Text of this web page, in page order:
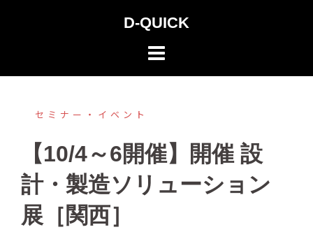
ン
D-QUICK
セミナー・イベント
【10/4～6開催】開催 設
計・製造ソリューション
展［関西］